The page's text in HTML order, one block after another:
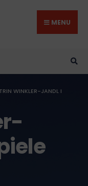
MENU
WINKLER-JANDL I